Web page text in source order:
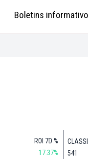
(BTC)
Dogecoin
Boletins
ROI 7D %
17.37%
541